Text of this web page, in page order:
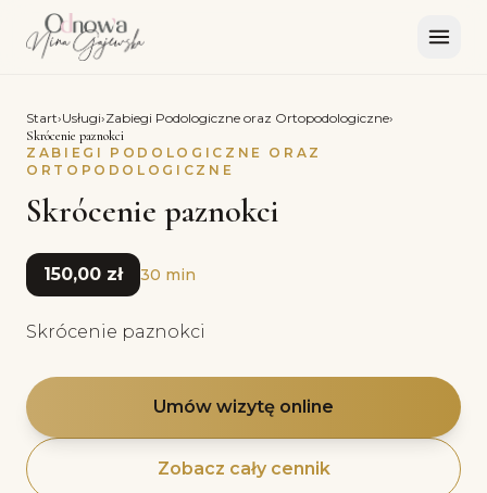
Start›Usługi›Zabiegi Podologiczne oraz Ortopodologiczne›
Skrócenie paznokci
ZABIEGI PODOLOGICZNE ORAZ
ORTOPODOLOGICZNE
Skrócenie paznokci
150,00 zł 30 min
Skrócenie paznokci
Umów wizytę online
Zobacz cały cennik